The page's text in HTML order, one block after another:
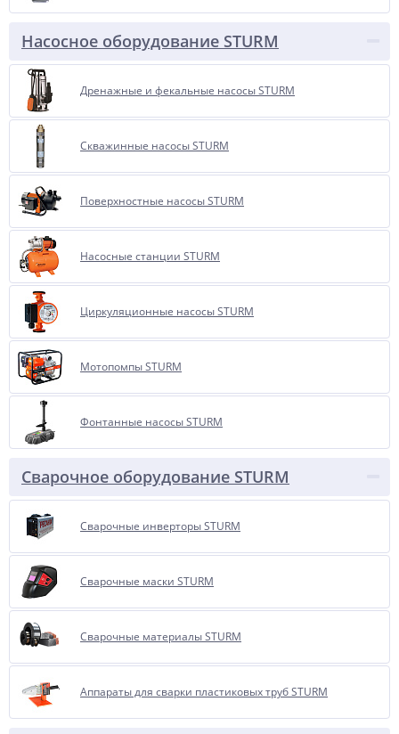
Насосное оборудование STURM
Дренажные и фекальные насосы STURM
Скважинные насосы STURM
Поверхностные насосы STURM
Насосные станции STURM
Циркуляционные насосы STURM
Мотопомпы STURM
Фонтанные насосы STURM
Сварочное оборудование STURM
Сварочные инверторы STURM
Сварочные маски STURM
Сварочные материалы STURM
Аппараты для сварки пластиковых труб STURM